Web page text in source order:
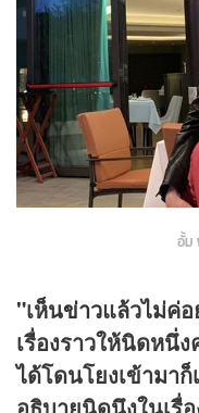
อั้ม
"เห็นข่าวแล้วไม่ค่
เรื่องราวให้นิดหนึ่
ได้โดนโยงเข้ามา